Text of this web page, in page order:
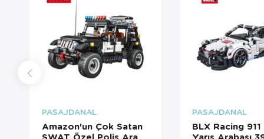
PASAJDANAL
Amazon'un Çok Satan
PASAJDANAL
BLX Racing